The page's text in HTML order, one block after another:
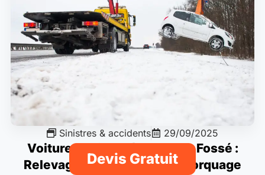
Sinistres & accidents 29/09/2025
Voiture Accidentée dans un Fossé :
Relevage, Treuillage et Remorquage
Devis Gratuit